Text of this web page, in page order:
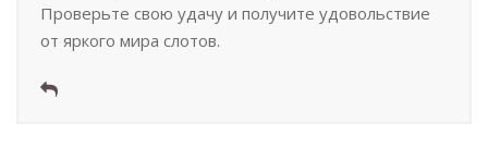
Проверьте свою удачу и получите удовольствие
от яркого мира слотов.